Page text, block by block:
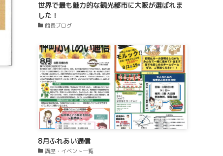
世界で最も魅力的な観光都市に大阪が選ばれま
した！
館長ブログ
8月ふれあい通信
講座・イベント一覧